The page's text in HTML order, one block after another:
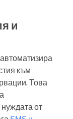
и
автоматизира
към
Това
от